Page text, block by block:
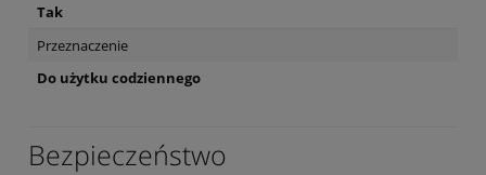
Tak
Przeznaczenie
Do użytku codziennego
Bezpieczeństwo